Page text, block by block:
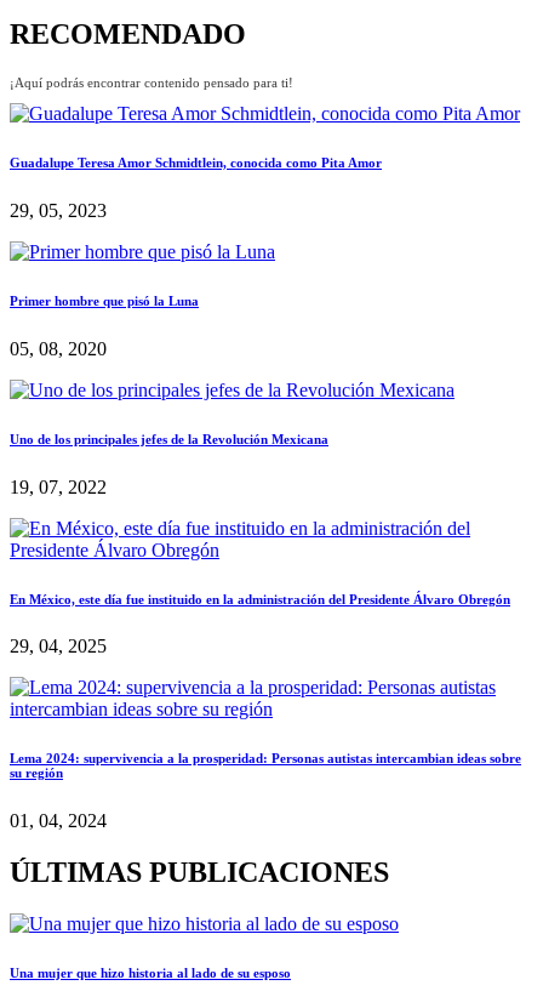
RECOMENDADO
¡Aquí podrás encontrar contenido pensado para ti!
Guadalupe Teresa Amor Schmidtlein, conocida como Pita Amor
29, 05, 2023
Primer hombre que pisó la Luna
05, 08, 2020
Uno de los principales jefes de la Revolución Mexicana
19, 07, 2022
En México, este día fue instituido en la administración del Presidente Álvaro Obregón
29, 04, 2025
Lema 2024: supervivencia a la prosperidad: Personas autistas intercambian ideas sobre
su región
01, 04, 2024
ÚLTIMAS PUBLICACIONES
Una mujer que hizo historia al lado de su esposo